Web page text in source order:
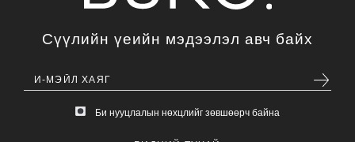
Сүүлийн үеийн мэдээлэл авч байх
Би нууцлалын нөхцлийг зөвшөөрч байна